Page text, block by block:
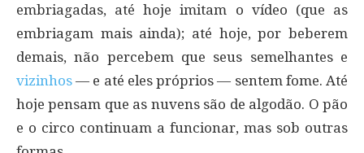
embriagadas, até hoje imitam o vídeo (que as
embriagam mais ainda); até hoje, por beberem
demais, não percebem que seus semelhantes e
vizinhos — e até eles próprios — sentem fome. Até
hoje pensam que as nuvens são de algodão. O pão
e o circo continuam a funcionar, mas sob outras